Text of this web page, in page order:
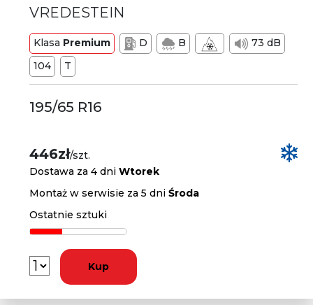
VREDESTEIN
Klasa Premium D B
73 dB
104
T
195/65 R16
446zł/szt.
Dostawa za 4 dniWtorek
Montaż w serwisie za 5 dniŚroda
Ostatnie sztuki
Kup